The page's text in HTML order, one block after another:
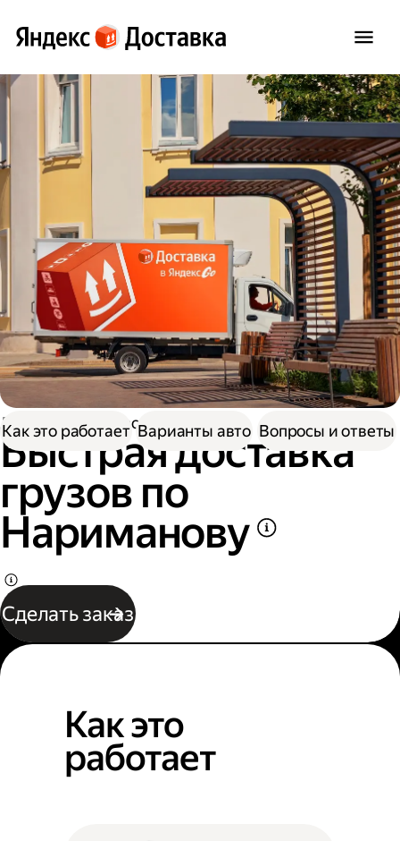
Доставка Грузоперевозки
Быстрая доставка
грузов по
Нариманову
Сделать заказ
Как это работает Варианты авто Вопросы и ответы
Как это
работает